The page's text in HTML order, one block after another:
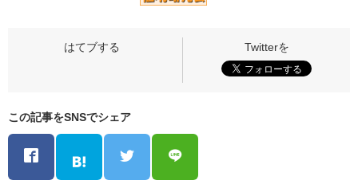
この記事をSNSでシェア